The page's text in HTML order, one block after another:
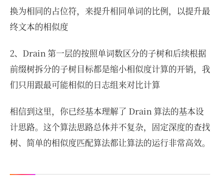
换为相同的占位符，来提升相同单词的比例，以提升最
终文本的相似度
2、Drain 第一层的按照单词数区分的子树和后续根据
前缀树拆分的子树目标都是缩小相似度计算的开销，我
们只用跟最可能相似的日志组来对比计算
相信到这里，你已经基本理解了 Drain 算法的基本设
计思路。这个算法思路总体并不复杂，固定深度的查找
树、简单的相似度匹配算法都让算法的运行非常高效。